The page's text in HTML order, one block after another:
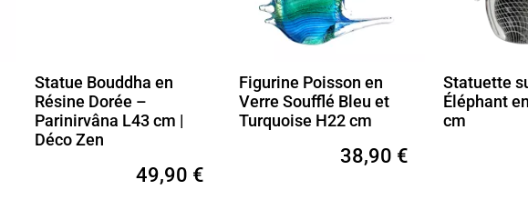
Statue Bouddha en
Résine Dorée –
Parinirvâna L43 cm |
Déco Zen
49,90 €
Figurine Poisson en
Verre Soufflé Bleu et
Turquoise H22 cm
38,90 €
Statuette
Éléphant
cm